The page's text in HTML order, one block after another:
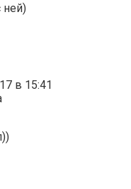
в 15:41